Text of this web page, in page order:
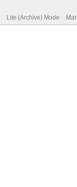
Lite (Archive) Mode